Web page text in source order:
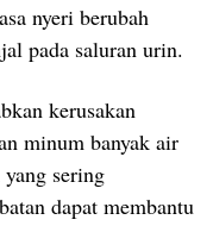
nyeri berubah
pada saluran urin.
kerusakan
minum banyak air
sering
dapat membantu